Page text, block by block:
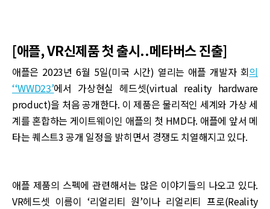
[애플, VR신제품 첫 출시..메타버스 진출]
애플은 2023년 6월 5일(미국 시간) 열리는 애플 개발자 회의
‘‘WWD23’에서 가상현실 헤드셋(virtual reality hardware
product)을 처음 공개한다. 이 제품은 물리적인 세계와 가상 세
계를 혼합하는 게이트웨이인 애플의 첫 HMD다. 애플에 앞서 메
타는 퀘스트3 공개 일정을 밝히면서 경쟁도 치열해지고 있다.
애플 제품의 스펙에 관련해서는 많은 이야기들의 나오고 있다.
VR헤드셋 이름이 ‘리얼리티 원’이나 리얼리티 프로(Reality